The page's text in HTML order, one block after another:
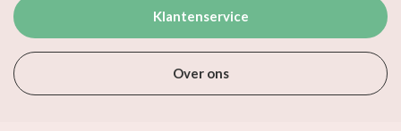
Klantenservice
Over ons